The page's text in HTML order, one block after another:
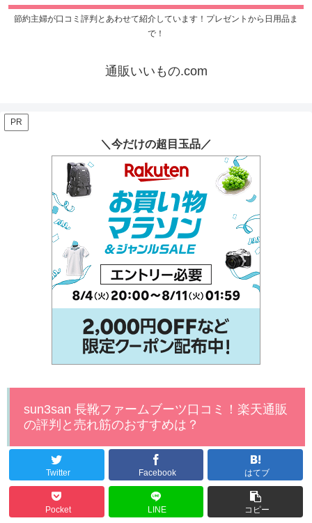
節約主婦が口コミ評判とあわせて紹介しています！プレゼントから日用品ま
で！
通販いいもの.com
PR
＼今だけの超目玉品／
sun3san 長靴ファームブーツ口コミ！楽天通販
の評判と売れ筋のおすすめは？
Twitter Facebook はてブ
Pocket LINE コピー